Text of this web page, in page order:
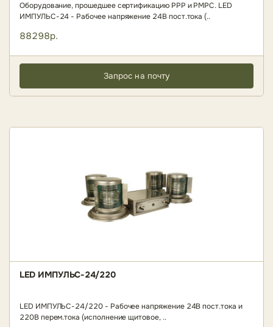
Оборудование, прошедшее сертификацию РРР и РМРС. LED
ИМПУЛЬС-24 - Рабочее напряжение 24В пост.тока (..
88298р.
Запрос на почту
LED ИМПУЛЬС-24/220
LED ИМПУЛЬС-24/220 - Рабочее напряжение 24В пост.тока и
220В перем.тока (исполнение щитовое, ..